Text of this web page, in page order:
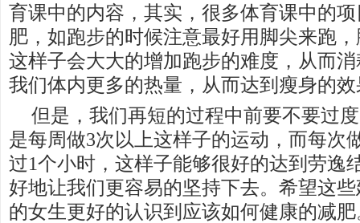
育课中的内容，其实，很多体育课中的
肥，如跑步的时候注意最好用脚尖来跑
这样子会大大的增加跑步的难度，从而
我们体内更多的热量，从而达到瘦身的
但是，我们再短的过程中前要不要过
是每周做3次以上这样子的运动，而每次
过1个小时，这样子能够很好的达到劳逸
好地让我们更容易的坚持下去。希望这
的女生更好的认识到应该如何健康的减肥